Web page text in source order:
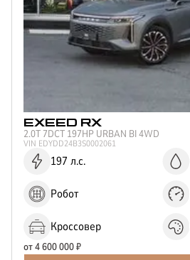
EXEED RX
2.0T 7DCT 197HP URBAN BI 4WD
VIN EDYDD24B3S0002061
197 л.с.
Робот
Кроссовер
от4 600 000₽